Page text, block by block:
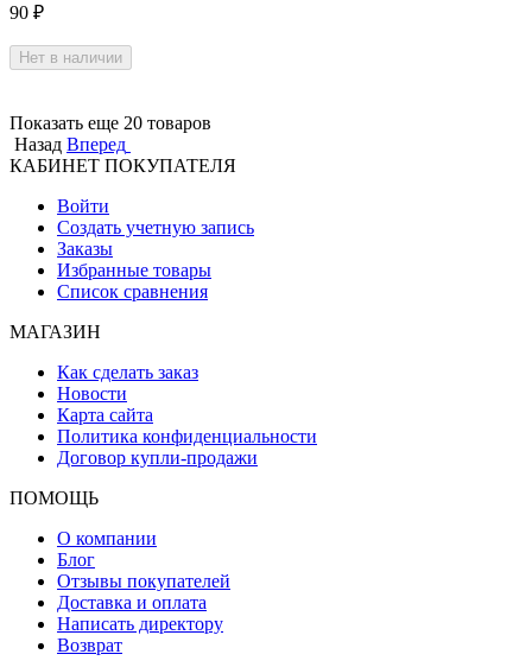
90 ₽
Нет в наличии
Показать еще 20 товаров
Назад Вперед
КАБИНЕТ ПОКУПАТЕЛЯ
Войти
Создать учетную запись
Заказы
Избранные товары
Список сравнения
МАГАЗИН
Как сделать заказ
Новости
Карта сайта
Политика конфиденциальности
Договор купли-продажи
ПОМОЩЬ
О компании
Блог
Отзывы покупателей
Доставка и оплата
Написать директору
Возврат